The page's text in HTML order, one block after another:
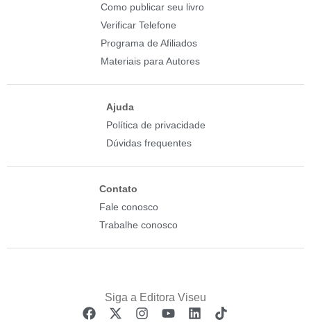
Como publicar seu livro
Verificar Telefone
Programa de Afiliados
Materiais para Autores
Ajuda
Política de privacidade
Dúvidas frequentes
Contato
Fale conosco
Trabalhe conosco